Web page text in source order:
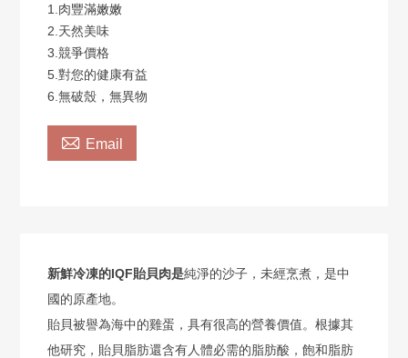
1.肉豐滿嫩嫩
2.天然美味
3.競爭價格
5.對您的健康有益
6.無破殼，無異物
 Email
新鮮冷凍的IQF貽貝肉是純淨的沙子，未經烹煮，是中
國的原產地。
貽貝被譽為海中的雞蛋，具有很高的營養價值。根據其
他研究，貽貝脂肪還含有人體必需的脂肪酸，飽和脂肪